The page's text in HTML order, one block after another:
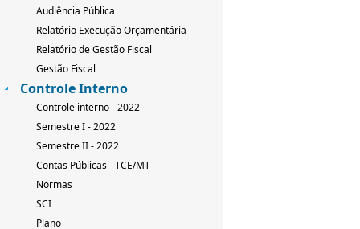
Audiência Pública
Relatório Execução Orçamentária
Relatório de Gestão Fiscal
Gestão Fiscal
Controle Interno
Controle interno - 2022
Semestre I - 2022
Semestre II - 2022
Contas Públicas - TCE/MT
Normas
SCI
Plano